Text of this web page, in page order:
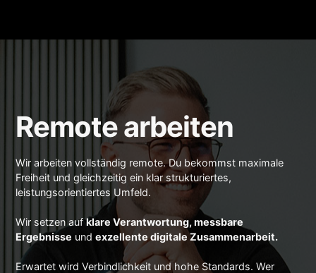
Remote arbeiten
Wir arbeiten vollständig remote. Du bekommst maximale
Freiheit und gleichzeitig ein klar strukturiertes,
leistungsorientiertes Umfeld.
Wir setzen aufklare Verantwortung, messbare
Ergebnisse undexzellente digitale Zusammenarbeit.
Erwartet wird Verbindlichkeit und hohe Standards. Wer